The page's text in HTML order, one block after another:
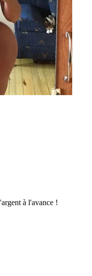
à l'avance !